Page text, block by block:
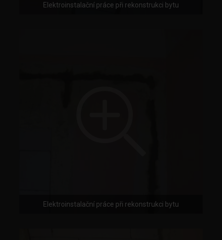
Elektroinstalační práce při rekonstrukci bytu
Elektroinstalační práce při rekonstrukci bytu